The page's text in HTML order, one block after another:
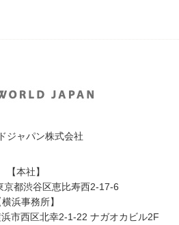
ジャパン株式会社
【本社】
都渋谷区恵比寿西2-17-6
横浜事務所】
市西区北幸2-1-22 ナガオカビル2F